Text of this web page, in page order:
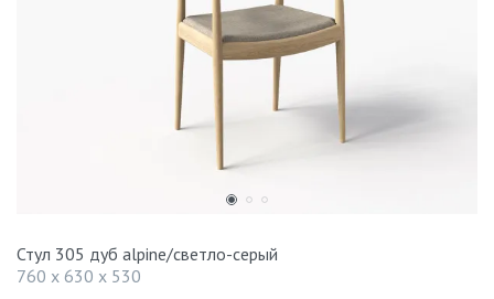
Стул 305 дуб alpine/светло-серый
760 x 630 x 530